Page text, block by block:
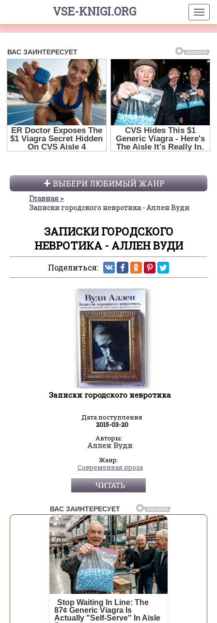
VSE-KNIGI.ORG
ВЫБЕРИ ЛЮБИМЫЙ ЖАНР
Главная
Записки городского невротика - Аллен Вуди
ЗАПИСКИ ГОРОДСКОГО
НЕВРОТИКА - АЛЛЕН ВУДИ
Поделиться:
Записки городского невротика
Дата поступления
2015-03-20
Авторы:
Аллен Вуди
Жанр:
Современная проза
ЧИТАТЬ